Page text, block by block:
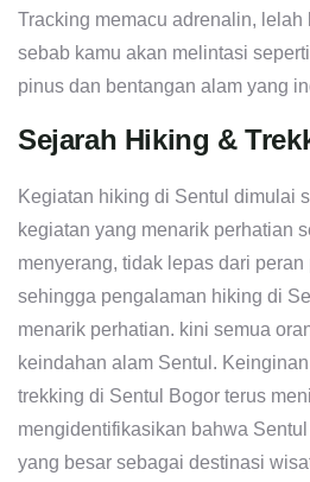
Tracking memacu adrenalin, lelah
sebab kamu akan melintasi
pinus dan bentangan alam yang
Sejarah Hiking &
Kegiatan hiking di Sentul dimulai
kegiatan yang menarik perhatian
menyerang, tidak lepas dari
sehingga pengalaman hiking di
menarik perhatian. kini semua
keindahan alam Sentul.
trekking di Sentul Bogor terus
mengidentifikasikan bahwa
yang besar sebagai destinasi